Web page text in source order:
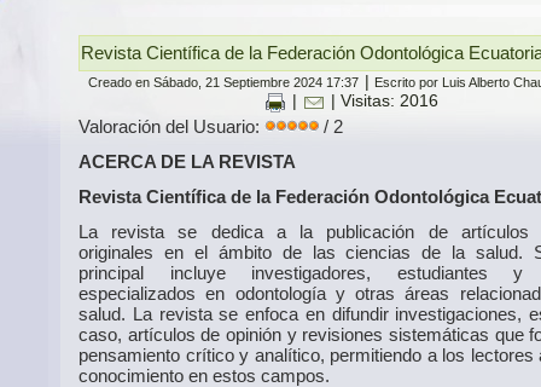
Revista Científica de la Federación Odontológica
Creado en Sábado, 21 Septiembre 2024 17:37 Escrito por Luis Alberto
| Visitas: 2016
Valoración del Usuario:
/ 2
ACERCA DE LA REVISTA
Revista Científica de la Federación Odontológica
La revista se dedica a la publicación de artículos
originales en el ámbito de las ciencias de la salud.
principal incluye investigadores, estudiantes y
especializados en odontología y otras áreas
salud. La revista se enfoca en difundir investigaciones,
caso, artículos de opinión y revisiones sistemáticas que
pensamiento crítico y analítico, permitiendo a los lectores
conocimiento en estos campos.